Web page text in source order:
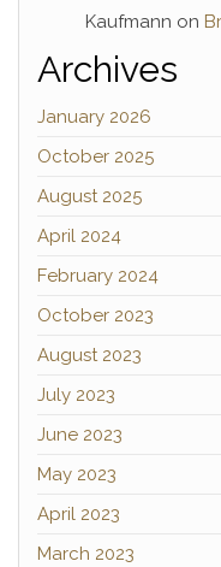
Kaufmann on
Archives
January 2026
October 2025
August 2025
April 2024
February 2024
October 2023
August 2023
July 2023
June 2023
May 2023
April 2023
March 2023